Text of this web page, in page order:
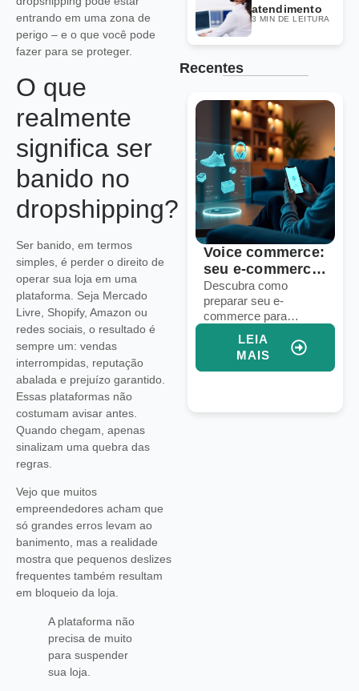
entrando em uma zona de
perigo – e o que você pode
fazer para se proteger.
O que
realmente
significa ser
banido no
dropshipping?
Ser banido, em termos
simples, é perder o direito de
operar sua loja em uma
plataforma. Seja Mercado
Livre, Shopify, Amazon ou
redes sociais, o resultado é
sempre um: vendas
interrompidas, reputação
abalada e prejuízo garantido.
Essas plataformas não
costumam avisar antes.
Quando chegam, apenas
sinalizam uma quebra das
regras.
Vejo que muitos
empreendedores acham que
só grandes erros levam ao
banimento, mas a realidade
mostra que pequenos deslizes
frequentes também resultam
em bloqueio da loja.
A plataforma não
precisa de muito
para suspender
sua loja.
atendimento
3 MIN DE LEITURA
Recentes
Voice commerce:
seu e-commerce
está pronto para
vendas por voz?
Descubra como
preparar seu e-
commerce para
vendas por voz e
aumentar conversões
com assistentes
virtuais e IA integrada.
MAIS
10 estratégias
para dominar a
logística em
marketplaces
globais
Descubra estratégias
práticas para gerenciar
frete, estoque e prazos
em marketplaces
globais e aumentar
suas vendas
LEIA
MAIS